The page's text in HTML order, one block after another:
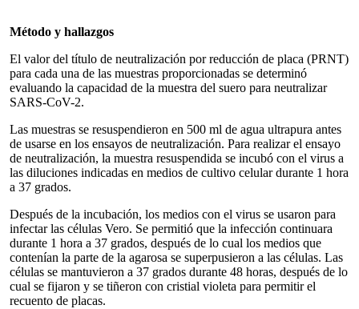
Método y hallazgos
El valor del título de neutralización por reducción de placa (PRNT)
para cada una de las muestras proporcionadas se determinó
evaluando la capacidad de la muestra del suero para neutralizar
SARS-CoV-2.
Las muestras se resuspendieron en 500 ml de agua ultrapura antes
de usarse en los ensayos de neutralización. Para realizar el ensayo
de neutralización, la muestra resuspendida se incubó con el virus a
las diluciones indicadas en medios de cultivo celular durante 1 hora
a 37 grados.
Después de la incubación, los medios con el virus se usaron para
infectar las células Vero. Se permitió que la infección continuara
durante 1 hora a 37 grados, después de lo cual los medios que
contenían la parte de la agarosa se superpusieron a las células. Las
células se mantuvieron a 37 grados durante 48 horas, después de lo
cual se fijaron y se tiñeron con cristial violeta para permitir el
recuento de placas.